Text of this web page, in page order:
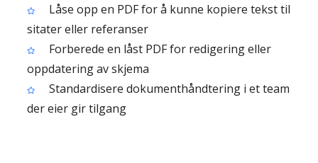
Låse opp en PDF for å kunne kopiere tekst til
sitater eller referanser
Forberede en låst PDF for redigering eller
oppdatering av skjema
Standardisere dokumenthåndtering i et team
der eier gir tilgang